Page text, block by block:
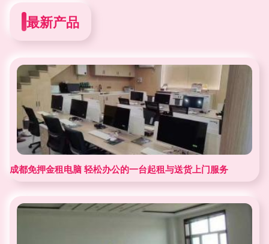
最新产品
成都免押金租电脑 轻松办公的一台起租与送货上门服务